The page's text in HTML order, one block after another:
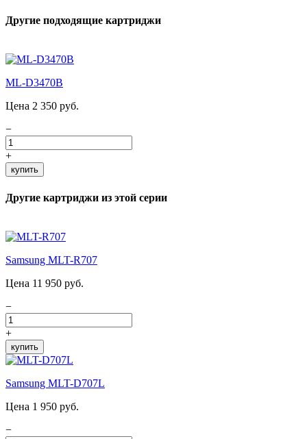
Другие подходящие картриджи
ML-D3470B
Цена 2 350 руб.
−
+
купить
Другие картриджи из этой серии
Samsung MLT-R707
Цена 11 950 руб.
−
+
купить
Samsung MLT-D707L
Цена 1 950 руб.
−